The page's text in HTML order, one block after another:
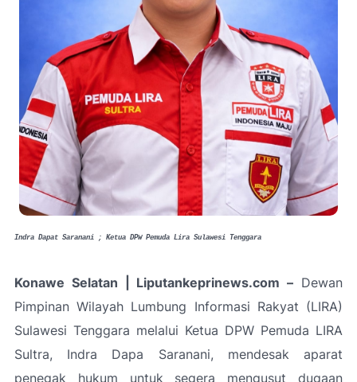
Indra Dapat Saranani ; Ketua DPW Pemuda Lira Sulawesi Tenggara
Konawe Selatan | Liputankeprinews.com – Dewan
Pimpinan Wilayah Lumbung Informasi Rakyat (LIRA)
Sulawesi Tenggara melalui Ketua DPW Pemuda LIRA
Sultra, Indra Dapa Saranani, mendesak aparat
penegak hukum untuk segera mengusut dugaan